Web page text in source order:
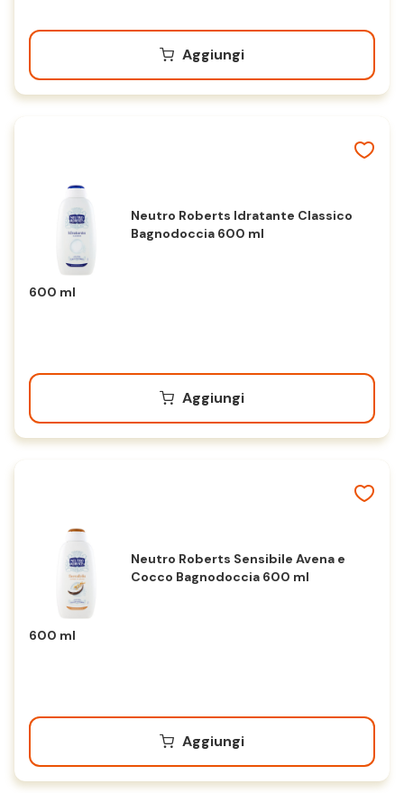
Aggiungi
Neutro Roberts Idratante Classico
Bagnodoccia 600 ml
600 ml
Aggiungi
Neutro Roberts Sensibile Avena e
Cocco Bagnodoccia 600 ml
600 ml
Aggiungi